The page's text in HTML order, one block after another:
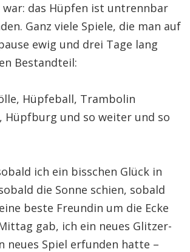
das Hüpfen ist untrennbar
Ganz viele Spiele, die man auf
ewig und drei Tage lang
Bestandteil:
Hüpfeball, Trambolin
und so weiter und so
ich ein bisschen Glück in
die Sonne schien, sobald
beste Freundin um die Ecke
gab, ich ein neues Glitzer-
neues Spiel erfunden hatte –